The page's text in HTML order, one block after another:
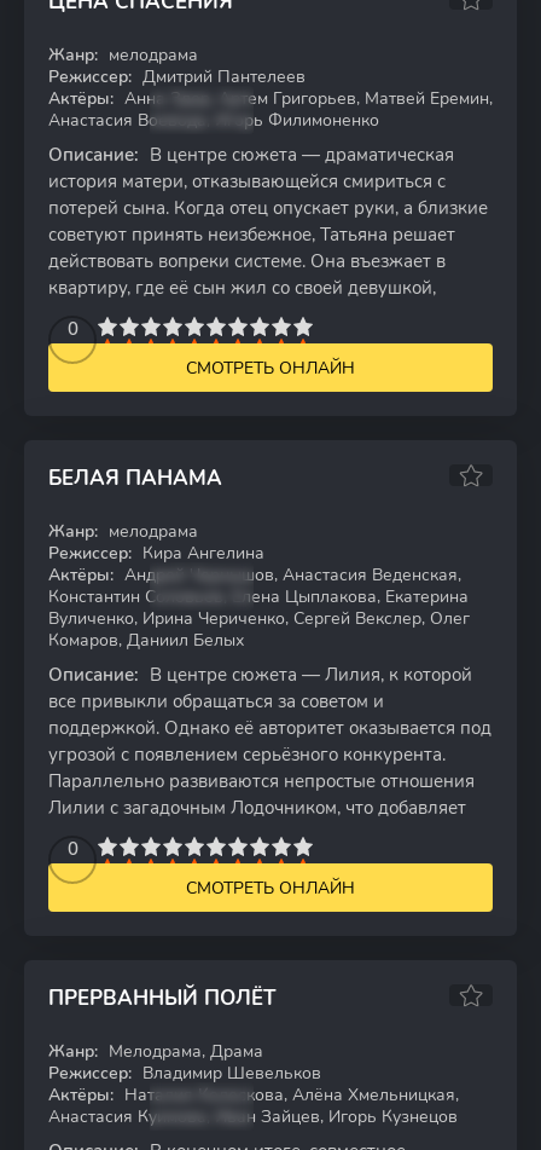
WEB-DL
Жанр: мелодрама
Режиссер: Дмитрий Пантелеев
Актёры: Анна Здор, Артем Григорьев, Матвей Еремин,
Анастасия Воевода, Игорь Филимоненко
Описание: В центре сюжета — драматическая
история матери, отказывающейся смириться с
потерей сына. Когда отец опускает руки, а близкие
советуют принять неизбежное, Татьяна решает
действовать вопреки системе. Она въезжает в
квартиру, где её сын жил со своей девушкой,
0
5 7 8 9 10
СМОТРЕТЬ ОНЛАЙН
БЕЛАЯ ПАНАМА
WEBRip
Жанр: мелодрама
Режиссер: Кира Ангелина
Актёры: Андрей Чернышов, Анастасия Веденская,
Константин Соловьев, Елена Цыплакова, Екатерина
Вуличенко, Ирина Чериченко, Сергей Векслер, Олег
Комаров, Даниил Белых
Описание: В центре сюжета — Лилия, к которой
все привыкли обращаться за советом и
поддержкой. Однако её авторитет оказывается под
угрозой с появлением серьёзного конкурента.
Параллельно развиваются непростые отношения
Лилии с загадочным Лодочником, что добавляет
0
5 7 8 9 10
СМОТРЕТЬ ОНЛАЙН
ПРЕРВАННЫЙ ПОЛЁТ
WEB-DL
Жанр: Мелодрама, Драма
Режиссер: Владимир Шевельков
Актёры: Наталия Колоскова, Алёна Хмельницкая,
Анастасия Куимова, Иван Зайцев, Игорь Кузнецов